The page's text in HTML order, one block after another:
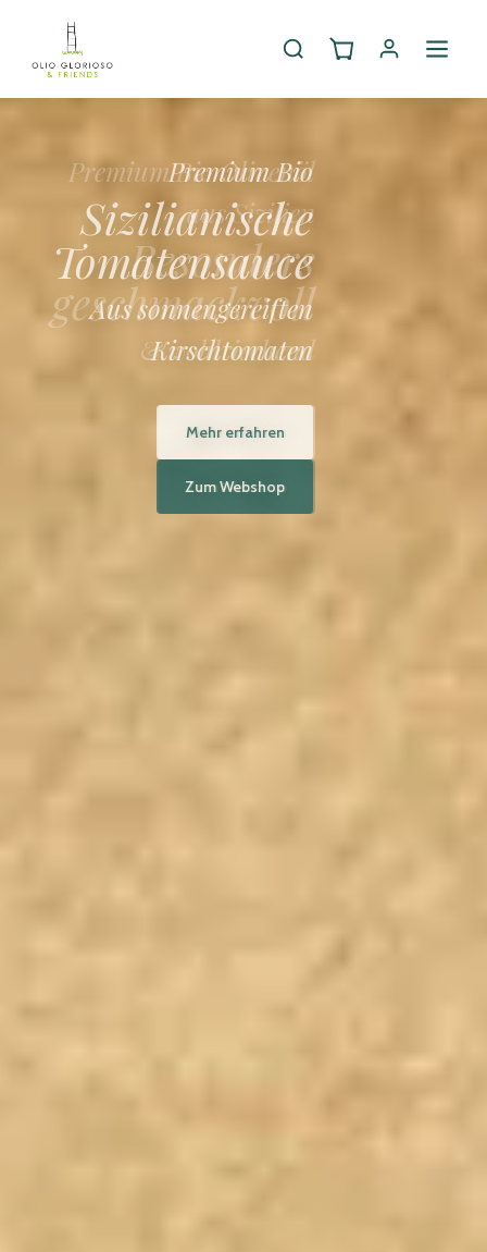
Premium Bio
Sizilianische
Tomatensauce
Aus sonnengereiften
Kirschtomaten
Mehr erfahren
Zum Webshop